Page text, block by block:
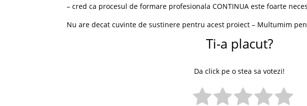
– cred ca procesul de formare profesionala CONTINUA este foarte
Nu are decat cuvinte de sustinere pentru acest proiect – Multumim
Ti-a placut?
Da click pe o stea sa votezi!